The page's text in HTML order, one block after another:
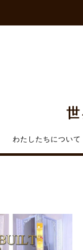
わたしたちについて